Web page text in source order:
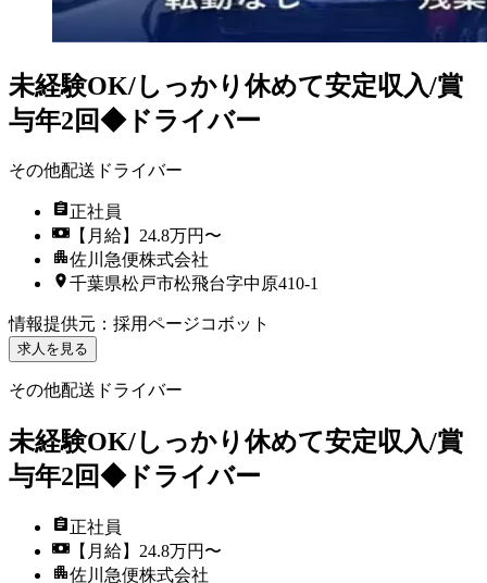
未経験OK/しっかり休めて安定収入/賞
与年2回◆ドライバー
その他配送ドライバー
正社員
【月給】24.8万円〜
佐川急便株式会社
千葉県松戸市松飛台字中原410-1
情報提供元 ： 採用ページコボット
求人を見る
その他配送ドライバー
未経験OK/しっかり休めて安定収入/賞
与年2回◆ドライバー
正社員
【月給】24.8万円〜
佐川急便株式会社